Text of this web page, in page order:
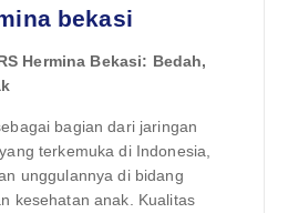
bekasi
Hermina Bekasi: Bedah,
bagian dari jaringan
terkemuka di Indonesia,
unggulannya di bidang
kesehatan anak. Kualitas